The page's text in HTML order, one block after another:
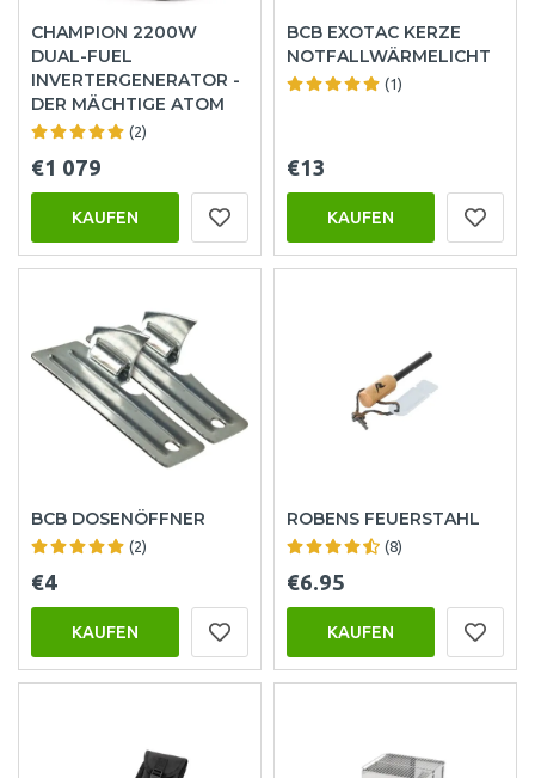
CHAMPION 2200W
DUAL-FUEL
INVERTERGENERATOR -
DER MÄCHTIGE ATOM
(2)
€1 079
KAUFEN
BCB EXOTAC KERZE
NOTFALLWÄRMELICHT
(1)
€13
KAUFEN
BCB DOSENÖFFNER
(2)
€4
KAUFEN
ROBENS FEUERSTAHL
(8)
€6.95
KAUFEN